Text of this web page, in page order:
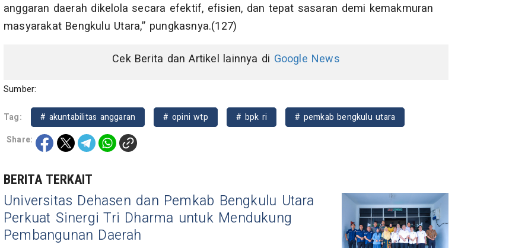
anggaran daerah dikelola secara efektif, efisien, dan tepat sasaran demi kemakmuran
masyarakat Bengkulu Utara,” pungkasnya.(127)
Cek Berita dan Artikel lainnya di Google News
Sumber:
Tag: # akuntabilitas anggaran # opini wtp # bpk ri
# pemkab bengkulu utara
Share:
BERITA TERKAIT
Universitas Dehasen dan Pemkab Bengkulu Utara
Perkuat Sinergi Tri Dharma untuk Mendukung
Pembangunan Daerah